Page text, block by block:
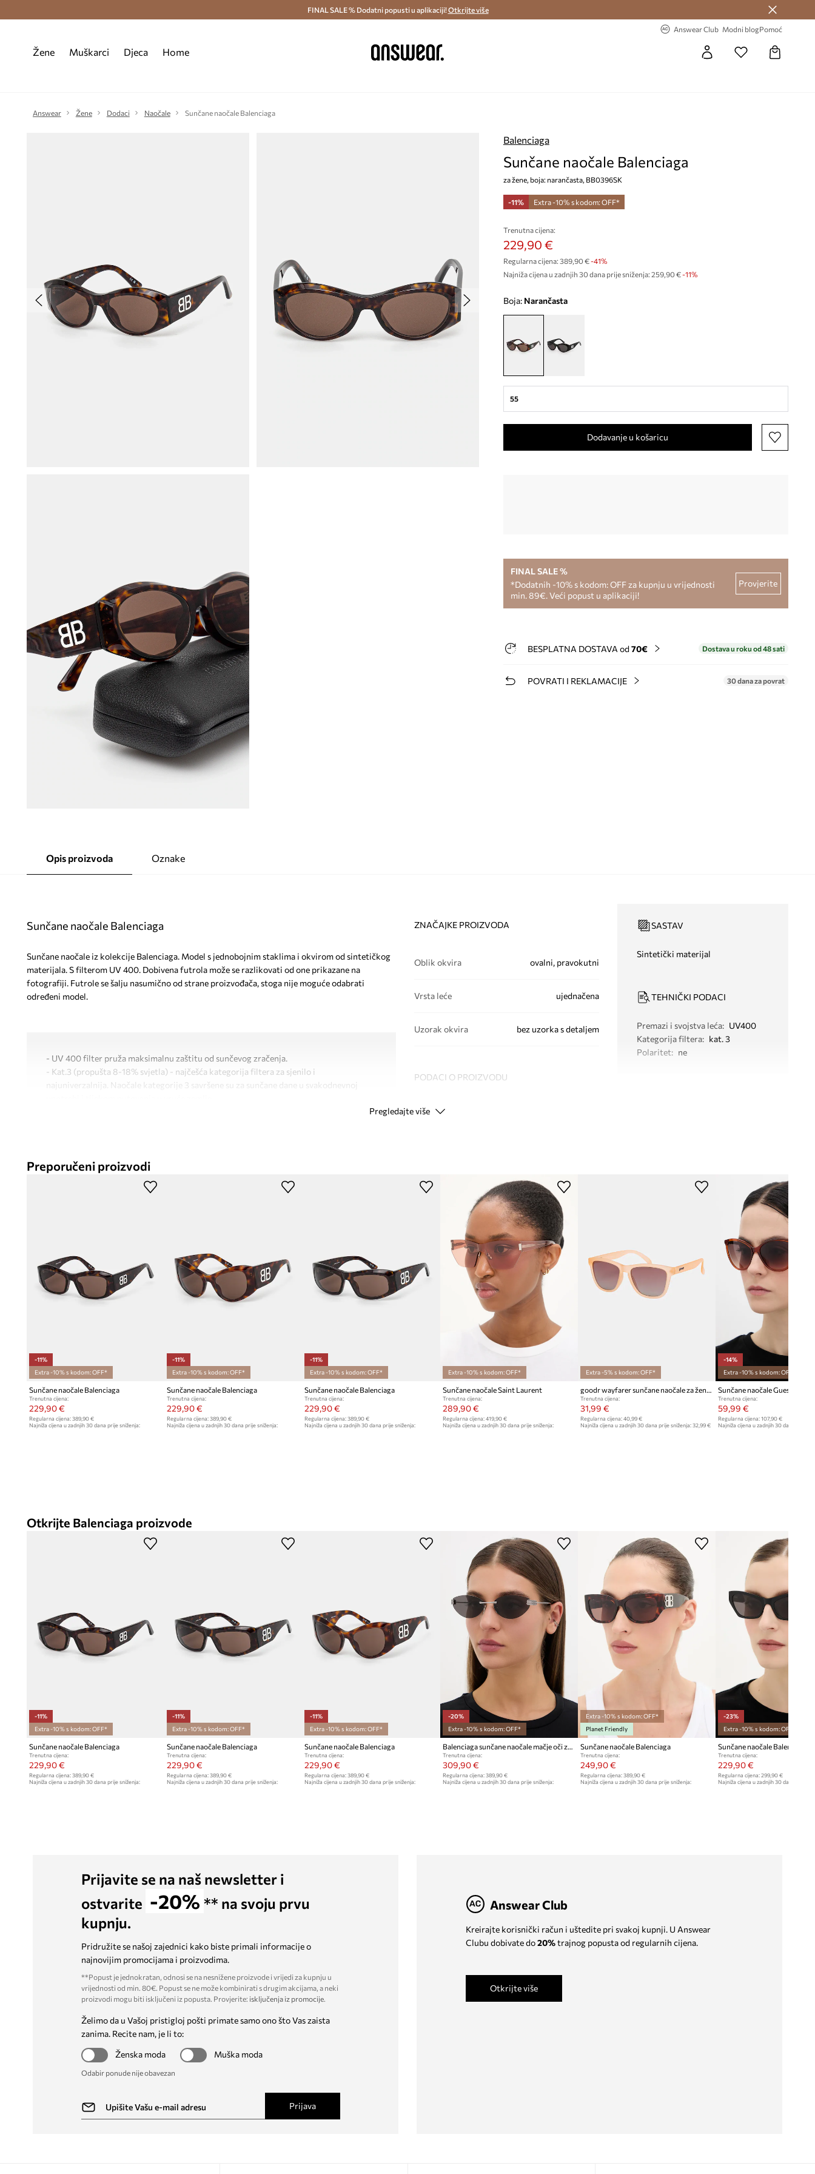
Besplatna dostava i povrat (od 70€) > Dostava u roku 48 sati >
FINAL SALE % Dodatni popusti u aplikaciji!Otkrijte više
Answear Club Modni blogPomoć
Žene Muškarci Djeca Home
Answear Žene Dodaci Naočale Sunčane naočale Balenciaga
Balenciaga
Sunčane naočale Balenciaga
za žene, boja: narančasta, BB0396SK
-11% Extra -10% s kodom: OFF*
Trenutna cijena:
229,90 €
Regularna cijena: 389,90 €-41%
Najniža cijena u zadnjih 30 dana prije sniženja: 259,90 € -11%
Boja: narančasta
55
Dodavanje u košaricu
FINAL SALE %
*Dodatnih -10% s kodom: OFF za kupnju u vrijednosti
min. 89€. Veći popust u aplikaciji!
Provjerite
BESPLATNA DOSTAVA od 70€ Dostava u roku od 48 sati
POVRATI I REKLAMACIJE 30 dana za povrat
Opis proizvoda Oznake
Sunčane naočale Balenciaga
Sunčane naočale iz kolekcije Balenciaga. Model s jednobojnim staklima i okvirom od sintetičkog
materijala. S filterom UV 400. Dobivena futrola može se razlikovati od one prikazane na
fotografiji. Futrole se šalju nasumično od strane proizvođača, stoga nije moguće odabrati
određeni model.
- UV 400 filter pruža maksimalnu zaštitu od sunčevog zračenja.
- Kat.3 (propušta 8-18% svjetla) - najčešća kategorija filtera za sjenilo i
najuniverzalnija. Naočale kategorije 3 savršene su za sunčane dane u svakodnevnoj
ZNAČAJKE PROIZVODA
Oblik okvira ovalni, pravokutni
Vrsta leće ujednačena
Uzorak okvira bez uzorka s detaljem
PODACI O PROIZVODU
Kod proizvođača
Boja narančasta
Balenciaga
ID Proizvoda
SASTAV
Sintetički materijal
TEHNIČKI PODACI
Premazi i svojstva leća: UV400
Kategorija filtera: kat. 3
Polaritet: ne
Pregledajte više
Preporučeni proizvodi
-11%
Extra -10% s kodom: OFF*
Sunčane naočale Balenciaga
Trenutna cijena:
229,90 €
Regularna cijena: 389,90 €
Najniža cijena u zadnjih 30 dana prije sniženja:
-11%
Extra -10% s kodom: OFF*
Sunčane naočale Balenciaga
Trenutna cijena:
229,90 €
Regularna cijena:389,90 €
Najniža cijena u zadnjih 30 dana prije sniženja:
-11%
Extra -10% s kodom: OFF*
Sunčane naočale Balenciaga
Trenutna cijena:
229,90 €
Regularna cijena: 389,90 €
Najniža cijena u zadnjih 30 dana prije sniženja:
Extra -10% s kodom: OFF*
Sunčane naočale Saint Laurent
Trenutna cijena:
289,90 €
Regularna cijena: 419,90 €
Najniža cijena u zadnjih 30 dana prije sniženja:
Extra -5% s kodom: OFF*
goodr wayfarer sunčane naočale za žene OGs
Trenutna cijena:
31,99 €
Regularna cijena:40,99 €
Najniža cijena u zadnjih 30 dana prije sniženja:32,99 €
-14%
Extra -10% s kodom: OFF*
Sunčane naočale Guess
Trenutna cijena:
59,99 €
Regularna cijena: 107,90 €
Najniža cijena u zadnjih 30 dana prije
Otkrijte Balenciaga proizvode
-11%
Extra -10% s kodom: OFF*
Sunčane naočale Balenciaga
Trenutna cijena:
229,90 €
Regularna cijena: 389,90 €
Najniža cijena u zadnjih 30 dana prije sniženja:
-11%
Extra -10% s kodom: OFF*
Sunčane naočale Balenciaga
Trenutna cijena:
229,90 €
Regularna cijena:389,90 €
Najniža cijena u zadnjih 30 dana prije sniženja:
-11%
Extra -10% s kodom: OFF*
Sunčane naočale Balenciaga
Trenutna cijena:
229,90 €
Regularna cijena: 389,90 €
Najniža cijena u zadnjih 30 dana prije sniženja:
-20%
Extra -10% s kodom: OFF*
Balenciaga sunčane naočale mačje oči za žene
Trenutna cijena:
309,90 €
Regularna cijena: 389,90 €
Najniža cijena u zadnjih 30 dana prije sniženja:
Extra -10% s kodom: OFF*
Planet Friendly
Sunčane naočale Balenciaga
Trenutna cijena:
249,90 €
Regularna cijena:389,90 €
Najniža cijena u zadnjih 30 dana prije sniženja:
-23%
Extra -10% s kodom: OFF*
Sunčane naočale Balenciaga
Trenutna cijena:
229,90 €
Regularna cijena: 299,90 €
Najniža cijena u zadnjih 30 dana prije
Prijavite se na naš newsletter i
ostvarite -20% ** na svoju prvu
kupnju.
Pridružite se našoj zajednici kako biste primali informacije o
najnovijim promocijama i proizvodima.
**Popust je jednokratan, odnosi se na nesnižene proizvode i vrijedi za kupnju u
vrijednosti od min. 80€. Popust se ne može kombinirati s drugim akcijama, a neki
proizvodi mogu biti isključeni iz popusta. Provjerite: isključenja iz promocije
Želimo da u Vašoj pristigloj pošti primate samo ono što Vas zaista
zanima. Recite nam, je li to:
Ženska moda
Muška moda
Odabir ponude nije obavezan
Prijava
Answear Club
Kreirajte korisnički račun i uštedite pri svakoj kupnji. U Answear
Clubu dobivate do20%trajnog popusta od regularnih cijena.
Otkrijte više